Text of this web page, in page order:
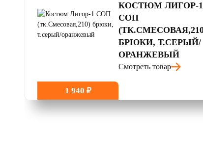
1 940 ₽
КОСТЮМ ЛИГОР-1
СОП
БРЮКИ, Т.СЕРЫЙ/
ОРАНЖЕВЫЙ
Смотреть товар